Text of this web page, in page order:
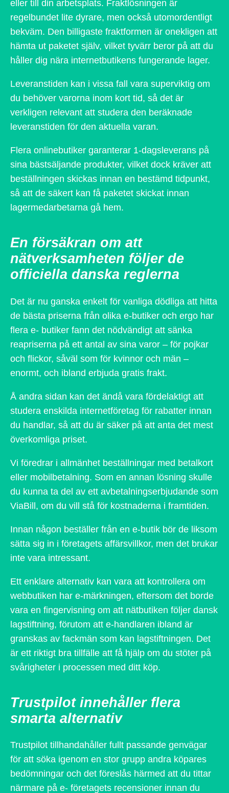
eller till din arbetsplats. Fraktlösningen är
regelbundet lite dyrare, men också utomordentligt
bekväm. Den billigaste fraktformen är onekligen att
hämta ut paketet själv, vilket tyvärr beror på att du
håller dig nära internetbutikens fungerande lager.
Leveranstiden kan i vissa fall vara superviktig om
du behöver varorna inom kort tid, så det är
verkligen relevant att studera den beräknade
leveranstiden för den aktuella varan.
Flera onlinebutiker garanterar 1-dagsleverans på
sina bästsäljande produkter, vilket dock kräver att
beställningen skickas innan en bestämd tidpunkt,
så att de säkert kan få paketet skickat innan
lagermedarbetarna gå hem.
En försäkran om att
nätverksamheten följer de
officiella danska reglerna
Det är nu ganska enkelt för vanliga dödliga att hitta
de bästa priserna från olika e-butiker och ergo har
flera e- butiker fann det nödvändigt att sänka
reapriserna på ett antal av sina varor – för pojkar
och flickor, såväl som för kvinnor och män –
enormt, och ibland erbjuda gratis frakt.
Å andra sidan kan det ändå vara fördelaktigt att
studera enskilda internetföretag för rabatter innan
du handlar, så att du är säker på att anta det mest
överkomliga priset.
Vi föredrar i allmänhet beställningar med betalkort
eller mobilbetalning. Som en annan lösning skulle
du kunna ta del av ett avbetalningserbjudande som
ViaBill, om du vill stå för kostnaderna i framtiden.
Innan någon beställer från en e-butik bör de liksom
sätta sig in i företagets affärsvillkor, men det brukar
inte vara intressant.
Ett enklare alternativ kan vara att kontrollera om
webbutiken har e-märkningen, eftersom det borde
vara en fingervisning om att nätbutiken följer dansk
lagstiftning, förutom att e-handlaren ibland är
granskas av fackmän som kan lagstiftningen. Det
är ett riktigt bra tillfälle att få hjälp om du stöter på
svårigheter i processen med ditt köp.
Trustpilot innehåller flera
smarta alternativ
Trustpilot tillhandahåller fullt passande genvägar
för att söka igenom en stor grupp andra köpares
bedömningar och det föreslås härmed att du tittar
närmare på e- företagets recensioner innan du